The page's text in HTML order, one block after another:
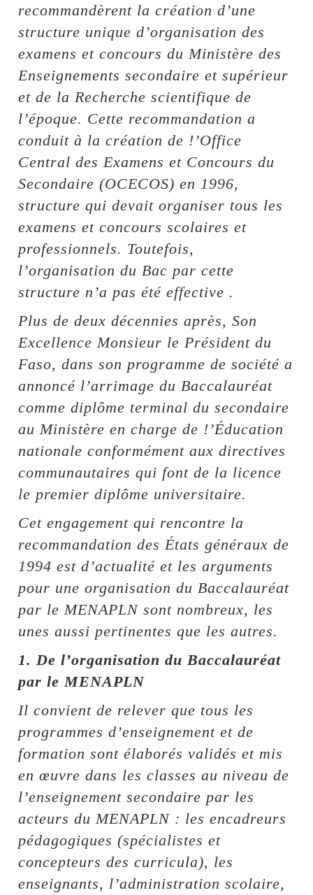
recommandèrent la création d’une
structure unique d’organisation des
examens et concours du Ministère des
Enseignements secondaire et supérieur
et de la Recherche scientifique de
l’époque. Cette recommandation a
conduit à la création de !’Office
Central des Examens et Concours du
Secondaire (OCECOS) en 1996,
structure qui devait organiser tous les
examens et concours scolaires et
professionnels. Toutefois,
l’organisation du Bac par cette
structure n’a pas été effective .
Plus de deux décennies après, Son
Excellence Monsieur le Président du
Faso, dans son programme de société a
annoncé l’arrimage du Baccalauréat
comme diplôme terminal du secondaire
au Ministère en charge de !’Éducation
nationale conformément aux directives
communautaires qui font de la licence
le premier diplôme universitaire.
Cet engagement qui rencontre la
recommandation des États généraux de
1994 est d’actualité et les arguments
pour une organisation du Baccalauréat
par le MENAPLN sont nombreux, les
unes aussi pertinentes que les autres.
1. De l’organisation du Baccalauréat
par le MENAPLN
Il convient de relever que tous les
programmes d’enseignement et de
formation sont élaborés validés et mis
en œuvre dans les classes au niveau de
l’enseignement secondaire par les
acteurs du MENAPLN : les encadreurs
pédagogiques (spécialistes et
concepteurs des curricula), les
enseignants, l’administration scolaire,